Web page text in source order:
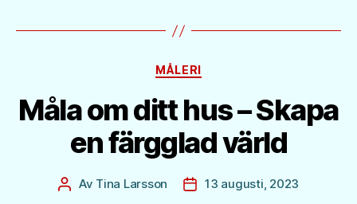
Kategorier
MÅLERI
Måla om ditt hus – Skapa
en färgglad värld
Inläggsförfattare
Av Tina Larsson Inläggsdatum
13 augusti, 2023